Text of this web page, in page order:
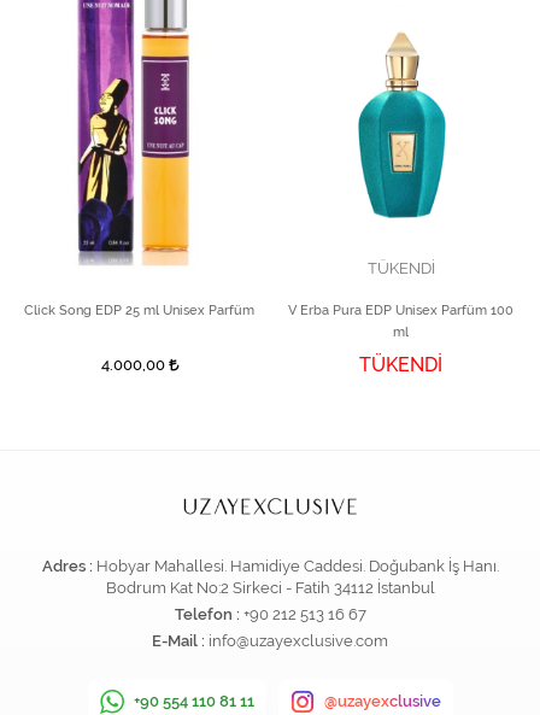
Click Song EDP 25 ml Unisex Parfüm
4.000,00
TÜKENDİ
V Erba Pura EDP Unisex Parfüm 100
ml
TÜKENDİ
Adres : Hobyar Mahallesi. Hamidiye Caddesi. Doğubank İş Hanı.
Bodrum Kat No:2 Sirkeci - Fatih 34112 İstanbul
Telefon : +90 212 513 16 67
E-Mail : info@uzayexclusive.com
+90 554 110 81 11 @uzayexclusive